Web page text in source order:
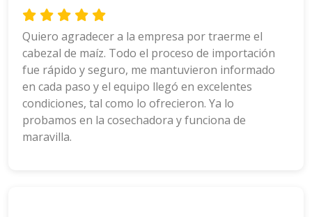
Quiero agradecer a la empresa por traerme el
cabezal de maíz. Todo el proceso de importación
fue rápido y seguro, me mantuvieron informado
en cada paso y el equipo llegó en excelentes
condiciones, tal como lo ofrecieron. Ya lo
probamos en la cosechadora y funciona de
maravilla.